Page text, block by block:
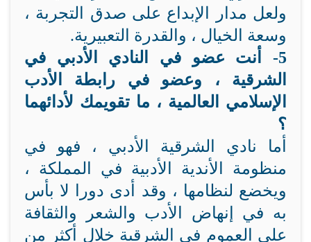
ولعل مدار الإبداع على صدق التجربة ،
وسعة الخيال ، والقدرة التعبيرية.
5- أنت عضو في النادي الأدبي في
الشرقية ، وعضو في رابطة الأدب
الإسلامي العالمية ، ما تقويمك لأدائهما
؟
أما نادي الشرقية الأدبي ، فهو في
منظومة الأندية الأدبية في المملكة ،
ويخضع لنظامها ، وقد أدى دورا لا بأس
به في إنهاض الأدب والشعر والثقافة
على العموم في الشرقية خلال أكثر من